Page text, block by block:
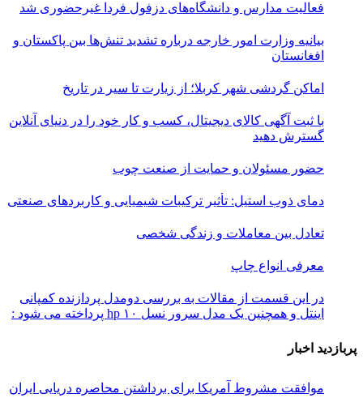
فعالیت مدارس و دانشگاه‌های دزفول فردا غیرحضوری شد
بیانیه وزارت امور خارجه درباره تشدید تنش‌ها بین پاکستان و
افغانستان
اماکن گردشی شهر کربلا؛ از زیارت تا سیر در تاریخ
با ثبت آگهی کالای دیجیتال، کسب و کار خود را در دنیای آنلاین
گسترش دهید
حضور مسئولان و حمایت از صنعت چوب
دمای ذوب استیل: تأثیر ترکیبات شیمیایی و کاربردهای صنعتی
تعادل بین معاملات و زندگی شخصی
معرفی انواع چاپ
در این قسمت از مقالات به بررسی دو‌مدل پردازنده کمپانی
اینتل و همچنین یک مدل سرور نسل ۱۰ hp پرداخته می شود :
پربازدید اخبار
موافقت مشروط آمریکا برای برداشتن محاصره دریایی ایران